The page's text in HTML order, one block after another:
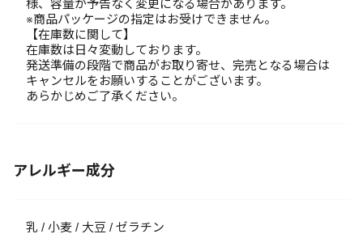
様、容量が予告なく変更になる場合があります。
※商品パッケージの指定はお受けできません。
【在庫数に関して】
在庫数は日々変動しております。
発送準備の段階で商品がお取り寄せ、完売となる場合は
キャンセルをお願いすることがございます。
あらかじめご了承ください。
アレルギー成分
乳 / 小麦 / 大豆 / ゼラチン